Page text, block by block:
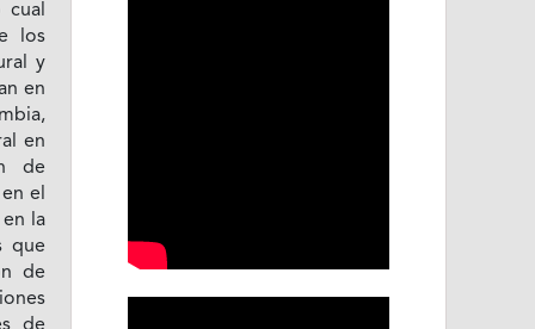
los
y
en
en
de
el
la
que
de